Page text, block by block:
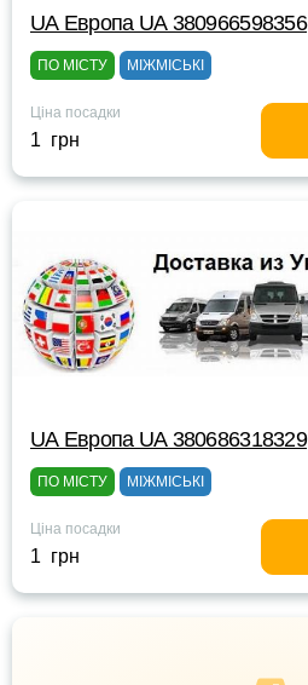
UА Европа UА 380966598356
ПО МІСТУ МІЖМІСЬКІ
Ціна посадки
1 грн
UА Европа UА 380686318329
ПО МІСТУ МІЖМІСЬКІ
Ціна посадки
1 грн